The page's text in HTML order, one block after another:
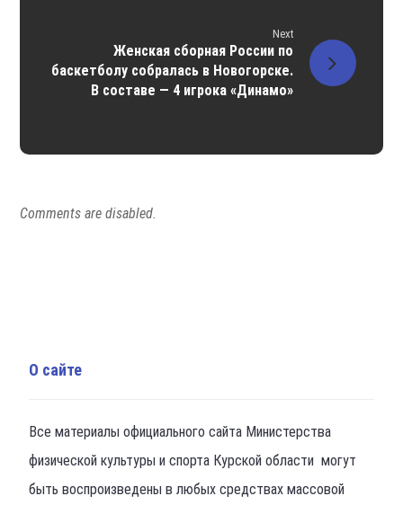
Next
Женская сборная России по
баскетболу собралась в Новогорске.
В составе — 4 игрока «Динамо»
Comments are disabled.
О сайте
Все материалы официального сайта Министерства
физической культуры и спорта Курской области могут
быть воспроизведены в любых средствах массовой